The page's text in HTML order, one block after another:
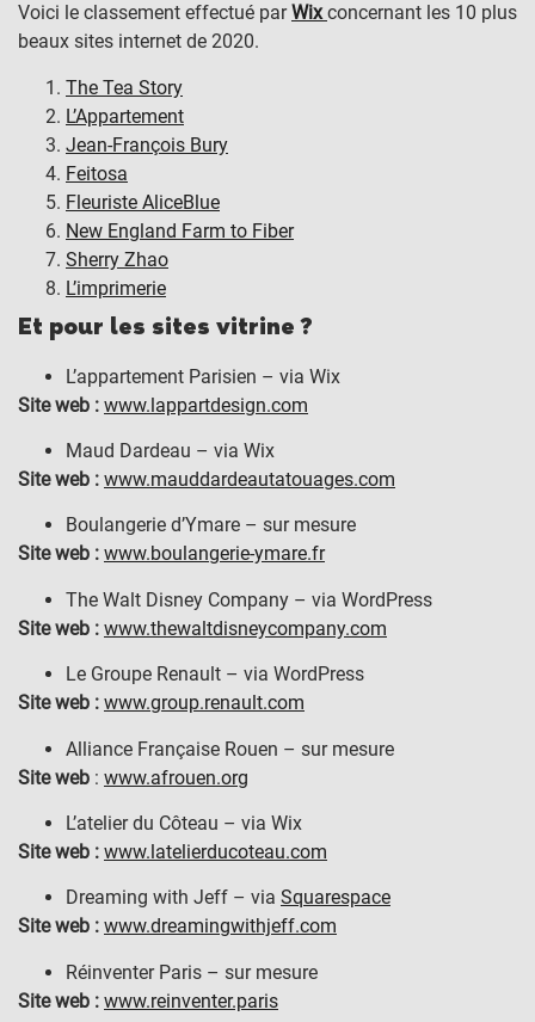
Voici le classement effectué parWixconcernant les 10 plus
beaux sites internet de 2020.
The Tea Story
L’Appartement
Jean-François Bury
Feitosa
Fleuriste AliceBlue
New England Farm to Fiber
Sherry Zhao
L’imprimerie
Et pour les sites vitrine ?
L’appartement Parisien – via Wix
Site web : www.lappartdesign.com
Maud Dardeau – via Wix
Site web : www.mauddardeautatouages.com
Boulangerie d’Ymare – sur mesure
Site web : www.boulangerie-ymare.fr
The Walt Disney Company – via WordPress
Site web : www.thewaltdisneycompany.com
Le Groupe Renault – via WordPress
Site web : www.group.renault.com
Alliance Française Rouen – sur mesure
Site web : www.afrouen.org
L’atelier du Côteau – via Wix
Site web : www.latelierducoteau.com
Dreaming with Jeff – via Squarespace
Site web : www.dreamingwithjeff.com
Réinventer Paris – sur mesure
Site web : www.reinventer.paris